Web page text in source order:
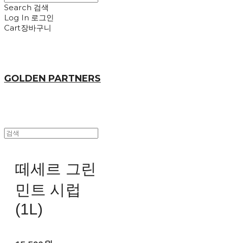
Search 검색
Log In 로그인
Cart장바구니
GOLDEN PARTNERS
떼세르 그린
민트 시럽
(1L)